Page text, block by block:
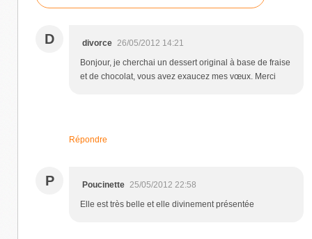
D divorce 26/05/2012 14:21
Bonjour, je cherchai un dessert original à base de fraise
et de chocolat, vous avez exaucez mes vœux. Merci
Répondre
P Poucinette 25/05/2012 22:58
Elle est très belle et elle divinement présentée